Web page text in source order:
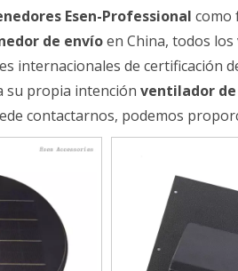
Esen-Professional como
de envíoen China, todos los
internacionales de certificación
su propia intención ventilador
contactarnos, podemos